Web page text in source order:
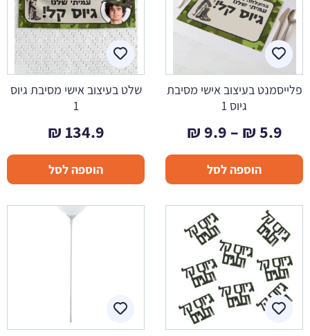
פלייסמנט בעיצוב אישי מסיבת
גיוס 1
5.9
₪
–
9.9
₪
מחירים:
הוספה לסל
שלט בעיצוב אישי מסיבת גיוס
1
134.9
₪
הוספה לסל